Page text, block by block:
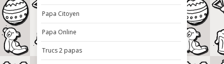
Papa Citoyen
Papa Online
Trucs 2 papas